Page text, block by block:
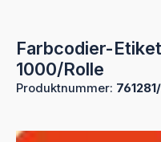
Farbcodier-
1000/Rolle
Produktnummer:
Bildergalerie überspringen